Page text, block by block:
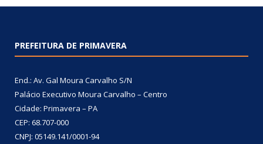
PREFEITURA DE PRIMAVERA
End.: Av. Gal Moura Carvalho S/N
Palácio Executivo Moura Carvalho – Centro
Cidade: Primavera – PA
CEP: 68.707-000
CNPJ: 05149.141/0001-94